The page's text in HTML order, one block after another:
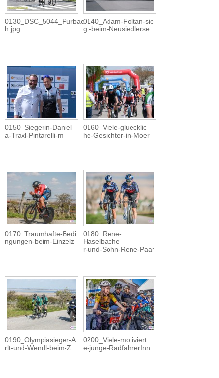
0130_DSC_5044_Purbac
h.jpg
0140_Adam-Foltan-sie
gt-beim-Neusiedlerse
0150_Siegerin-Daniel
a-Traxl-Pintarelli-m
0160_Viele-gluecklic
he-Gesichter-in-Moer
0170_Traumhafte-Bedi
ngungen-beim-Einzelz
0180_Rene-
Haselbache
r-und-Sohn-Rene-Paar
0190_Olympiasieger-A
rlt-und-Wendl-beim-Z
0200_Viele-motiviert
e-junge-RadfahrerInn